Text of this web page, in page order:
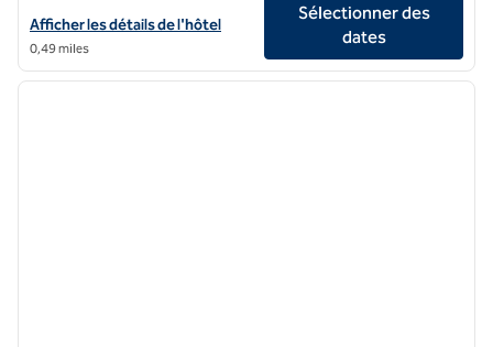
Afficher les détails de l'hôtel The Margot Hotel San Diego Gaslamp
Afficher les détails de l'hôtel
0,49 miles
Sélectionner des
dates
1/9
1 sur 9